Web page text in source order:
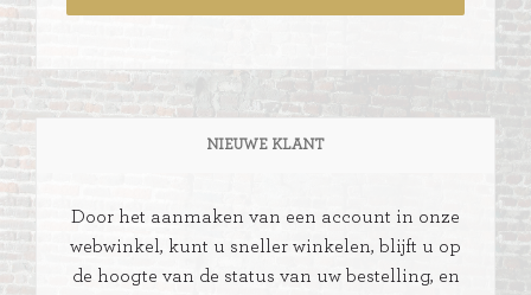
NIEUWE KLANT
Door het aanmaken van een account in onze
webwinkel, kunt u sneller winkelen, blijft u op
de hoogte van de status van uw bestelling, en